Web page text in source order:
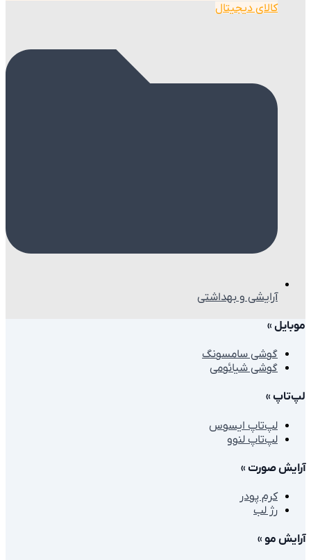
کالای دیجیتال
آرایشی و بهداشتی
»
گوشی سامسونگ
گوشی شیائومی
»
لپ‌تاپ ایسوس
لپ‌تاپ لنوو
صورت»
کرم پودر
رژ لب
مو»